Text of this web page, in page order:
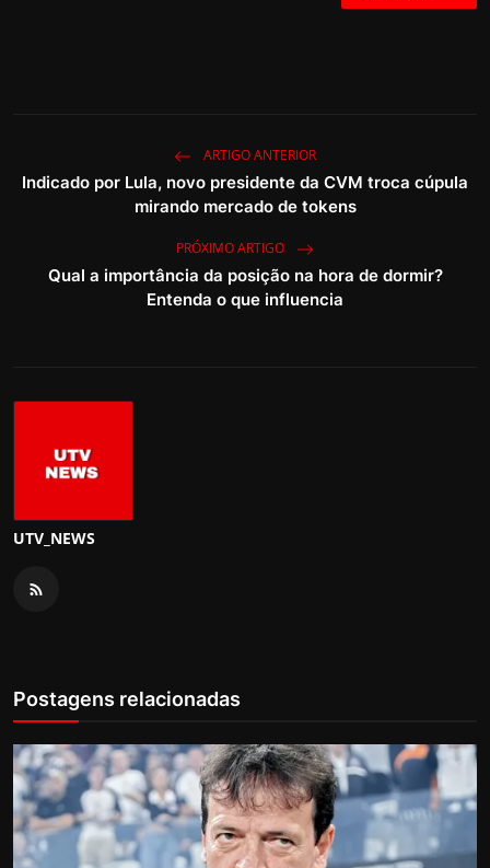
ARTIGO ANTERIOR
Indicado por Lula, novo presidente da CVM troca cúpula
mirando mercado de tokens
PRÓXIMO ARTIGO
Qual a importância da posição na hora de dormir?
Entenda o que influencia
UTV_NEWS
Postagens relacionadas